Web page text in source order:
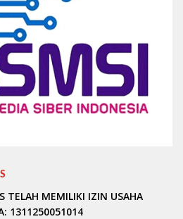
TELAH MEMILIKI IZIN USAHA
1311250051014